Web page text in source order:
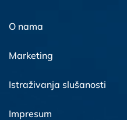
O nama
Marketing
Istraživanja slušanosti
Impresum